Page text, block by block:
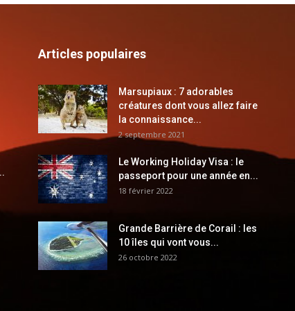
Articles populaires
Marsupiaux : 7 adorables
créatures dont vous allez faire
la connaissance...
2 septembre 2021
Le Working Holiday Visa : le
passeport pour une année en...
18 février 2022
Grande Barrière de Corail : les
10 îles qui vont vous...
26 octobre 2022